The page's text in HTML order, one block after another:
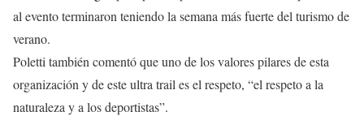
al evento terminaron teniendo la semana más fuerte del turismo de
verano.
Poletti también comentó que uno de los valores pilares de esta
organización y de este ultra trail es el respeto, “el respeto a la
naturaleza y a los deportistas”.